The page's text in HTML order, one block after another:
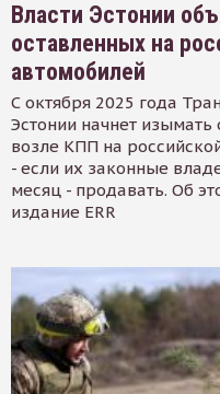
Власти Эстонии
оставленных на
автомобилей
С октября 2025 года
Эстонии начнет
возле КПП на
- если их законные
месяц - продавать. Об
издание ERR